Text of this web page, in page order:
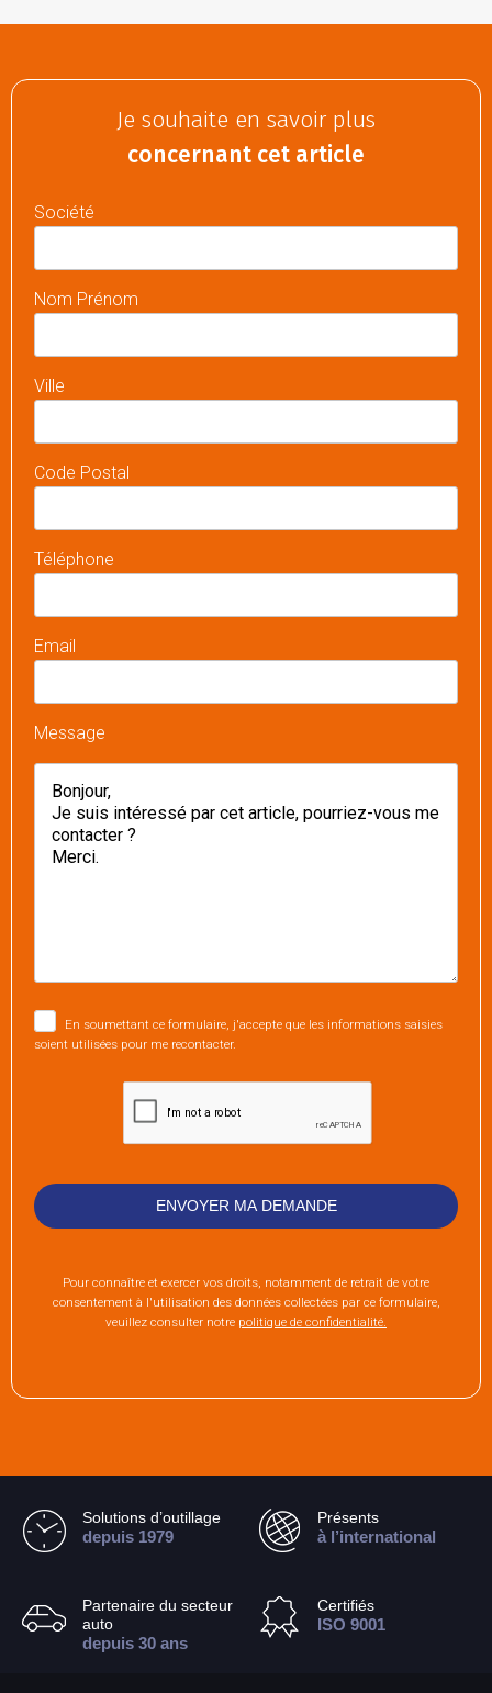
Je souhaite en savoir plus
concernant cet article
Société
Nom Prénom
Ville
Code Postal
Téléphone
Email
Message
En soumettant ce formulaire, j'accepte que les informations saisies
soient utilisées pour me recontacter.
Pour connaître et exercer vos droits, notamment de retrait de votre
consentement à l'utilisation des données collectées par ce formulaire,
veuillez consulter notre politique de confidentialité.
Solutions d’outillage
depuis 1979
Présents
à l’international
Partenaire du secteur
auto
depuis 30 ans
Certifiés
ISO 9001